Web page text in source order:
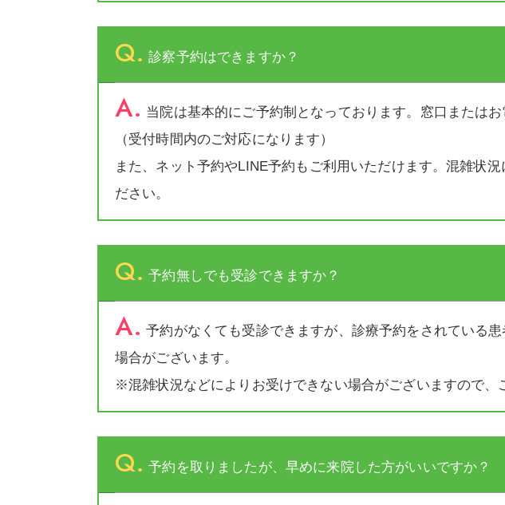
Q. 診察予約はできますか？
A. 当院は基本的にご予約制となっております。窓口または
（受付時間内のご対応になります）
また、ネット予約やLINE予約もご利用いただけます。混雑状
ださい。
Q. 予約無しでも受診できますか？
A. 予約がなくても受診できますが、診療予約をされている
場合がございます。
※混雑状況などによりお受けできない場合がございますので、
Q. 予約を取りましたが、早めに来院した方がいいですか？